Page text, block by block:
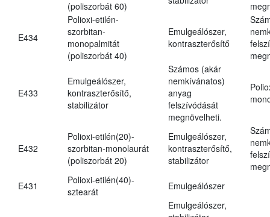
(poliszorbát 60)
E434
Polioxi-etilén-
szorbitan-
monopalmitát
(poliszorbát 40)
Emulgeálószer,
kontraszterősítő
E433
Emulgeálószer,
kontraszterősítő,
stabilizátor
Számos (akár
nemkívánatos)
anyag
felszívódását
megnövelheti.
E432
Polioxi-etilén(20)-
szorbitan-monolaurát
(poliszorbát 20)
Emulgeálószer,
kontraszterősítő,
stabilizátor
E431
Polioxi-etilén(40)-
sztearát
Emulgeálószer
Emulgeálószer,